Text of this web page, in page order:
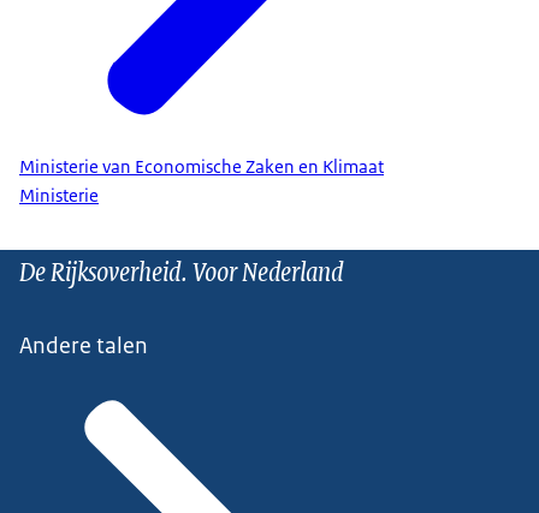
Ministerie van Economische Zaken en Klimaat
Ministerie
De Rijksoverheid. Voor Nederland
Andere talen